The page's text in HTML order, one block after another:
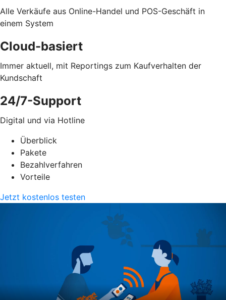
Alle Verkäufe aus Online-Handel und POS-Geschäft in
einem System
Cloud-basiert
Immer aktuell, mit Reportings zum Kaufverhalten der
Kundschaft
24/7-Support
Digital und via Hotline
Überblick
Pakete
Bezahlverfahren
Vorteile
Jetzt kostenlos testen